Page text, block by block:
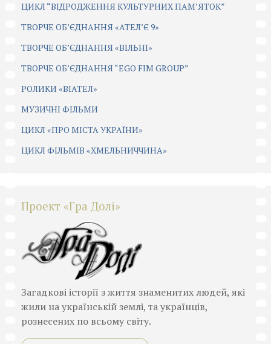
ЦИКЛ “ВІДРОДЖЕННЯ КУЛЬТУРНИХ ПАМ’ЯТОК”
ТВОРЧЕ ОБ’ЄДНАННЯ «АТЕЛ’Є 9»
ТВОРЧЕ ОБ’ЄДНАННЯ «ВІЛЬНІ»
ТВОРЧЕ ОБ’ЄДНАННЯ “EGO FIM GROUP”
РОЛИКИ «ВІАТЕЛ»
МУЗИЧНІ ФІЛЬМИ
ЦИКЛ «ПРО МІСТА УКРАЇНИ»
ЦИКЛ ФІЛЬМІВ «ХМЕЛЬНИЧЧИНА»
Проект «Гра Долі»
Загадкові історії з життя знаменитих людей, які
жили на українській землі, та українців,
рознесених по всьому світу.